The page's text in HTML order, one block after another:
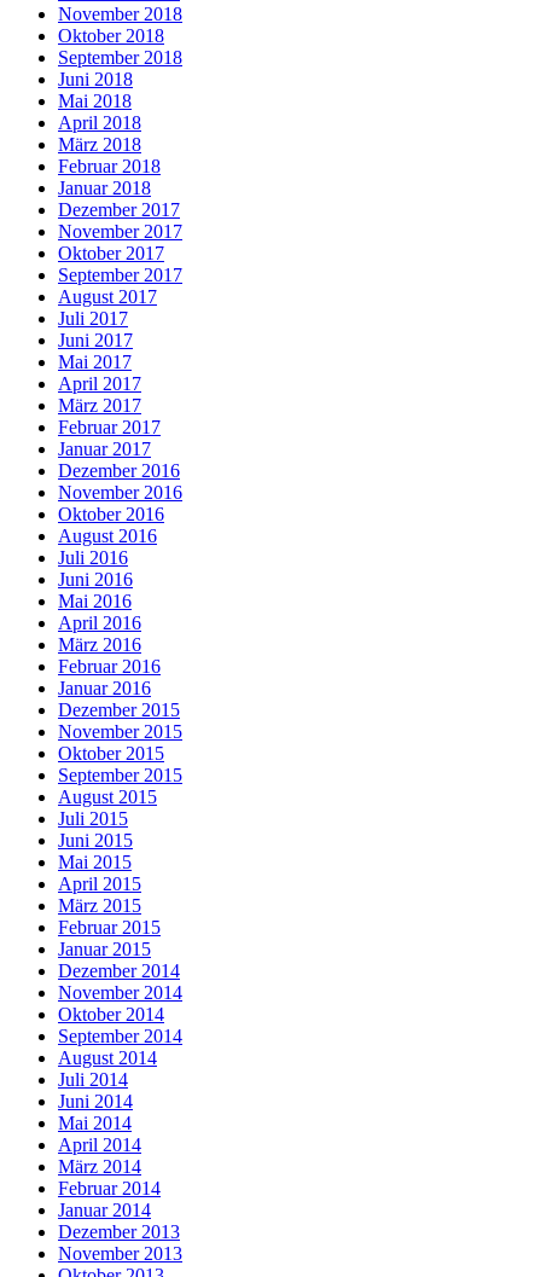
November 2018
Oktober 2018
September 2018
Juni 2018
Mai 2018
April 2018
März 2018
Februar 2018
Januar 2018
Dezember 2017
November 2017
Oktober 2017
September 2017
August 2017
Juli 2017
Juni 2017
Mai 2017
April 2017
März 2017
Februar 2017
Januar 2017
Dezember 2016
November 2016
Oktober 2016
August 2016
Juli 2016
Juni 2016
Mai 2016
April 2016
März 2016
Februar 2016
Januar 2016
Dezember 2015
November 2015
Oktober 2015
September 2015
August 2015
Juli 2015
Juni 2015
Mai 2015
April 2015
März 2015
Februar 2015
Januar 2015
Dezember 2014
November 2014
Oktober 2014
September 2014
August 2014
Juli 2014
Juni 2014
Mai 2014
April 2014
März 2014
Februar 2014
Januar 2014
Dezember 2013
November 2013